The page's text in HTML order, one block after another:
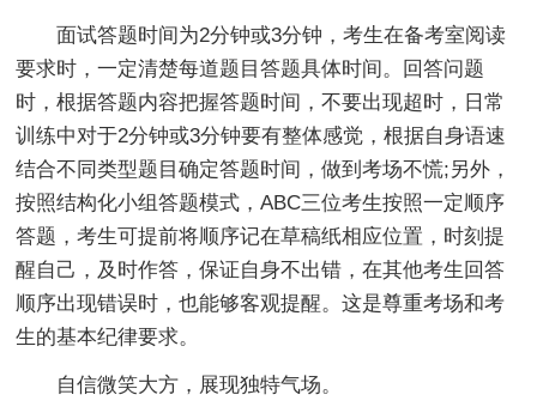
面试答题时间为2分钟或3分钟，考生在备考室阅读
要求时，一定清楚每道题目答题具体时间。回答问题
时，根据答题内容把握答题时间，不要出现超时，日常
训练中对于2分钟或3分钟要有整体感觉，根据自身语速
结合不同类型题目确定答题时间，做到考场不慌;另外，
按照结构化小组答题模式，ABC三位考生按照一定顺序
答题，考生可提前将顺序记在草稿纸相应位置，时刻提
醒自己，及时作答，保证自身不出错，在其他考生回答
顺序出现错误时，也能够客观提醒。这是尊重考场和考
生的基本纪律要求。
自信微笑大方，展现独特气场。